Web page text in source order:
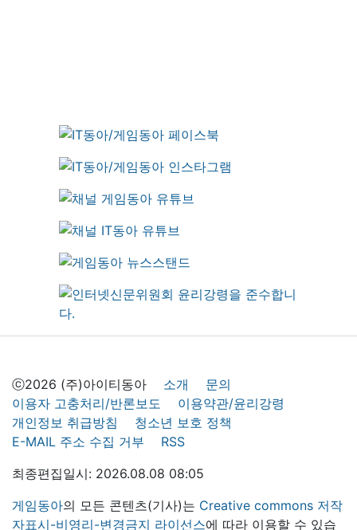
ⓒ2026 (주)아이티동아 소개
문의
이용자 고충처리/반론보도
이용약관/윤리강령
개인정보 취급방침
청소년 보호 정책
E-MAIL 주소 수집 거부
RSS
최종편집일시: 2026.08.08 08:05
게임동아의 모든 콘텐츠(기사)는 Creative commons 저작
자표시-비영리-변경금지 라이선스에 따라 이용할 수 있습